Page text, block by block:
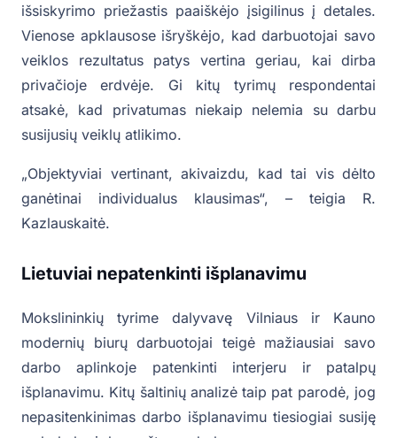
išsiskyrimo priežastis paaiškėjo įsigilinus į detales.
Vienose apklausose išryškėjo, kad darbuotojai savo
veiklos rezultatus patys vertina geriau, kai dirba
privačioje erdvėje. Gi kitų tyrimų respondentai
atsakė, kad privatumas niekaip nelemia su darbu
susijusių veiklų atlikimo.
„Objektyviai vertinant, akivaizdu, kad tai vis dėlto
ganėtinai individualus klausimas“, – teigia R.
Kazlauskaitė.
Lietuviai nepatenkinti išplanavimu
Mokslininkių tyrime dalyvavę Vilniaus ir Kauno
modernių biurų darbuotojai teigė mažiausiai savo
darbo aplinkoje patenkinti interjeru ir patalpų
išplanavimu. Kitų šaltinių analizė taip pat parodė, jog
nepasitenkinimas darbo išplanavimu tiesiogiai susiję